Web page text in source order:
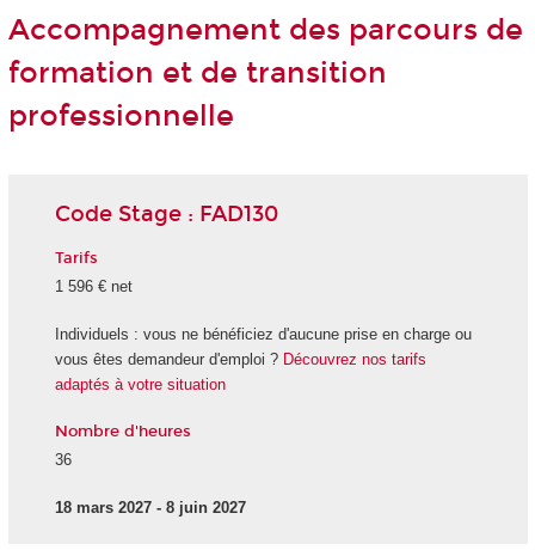
Accompagnement des parcours de
formation et de transition
professionnelle
Code Stage : FAD130
Tarifs
1 596 € net
Individuels : vous ne bénéficiez d'aucune prise en charge ou
vous êtes demandeur d'emploi ? Découvrez nos tarifs
adaptés à votre situation
Nombre d'heures
36
18 mars 2027 - 8 juin 2027